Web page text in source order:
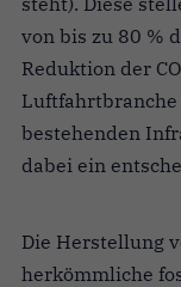
von bis zu 80 %
Reduktion der
bestehenden
dabei ein
Die Herstellung
herkömmliche